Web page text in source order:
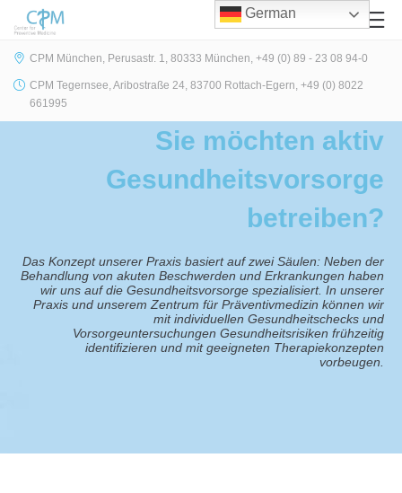
CPM München, Perusastr. 1, 80333 München, +49 (0) 89 - 23 08 94-0
CPM Tegernsee, Aribostraße 24, 83700 Rottach-Egern, +49 (0) 8022
661995
Sie möchten aktiv
Gesundheitsvorsorge
betreiben?
Das Konzept unserer Praxis basiert auf zwei Säulen: Neben der
Behandlung von akuten Beschwerden und Erkrankungen haben
wir uns auf die Gesundheitsvorsorge spezialisiert. In unserer
Praxis und unserem Zentrum für Präventivmedizin können wir
mit individuellen Gesundheitschecks und
Vorsorgeuntersuchungen Gesundheitsrisiken frühzeitig
identifizieren und mit geeigneten Therapiekonzepten
vorbeugen.
German